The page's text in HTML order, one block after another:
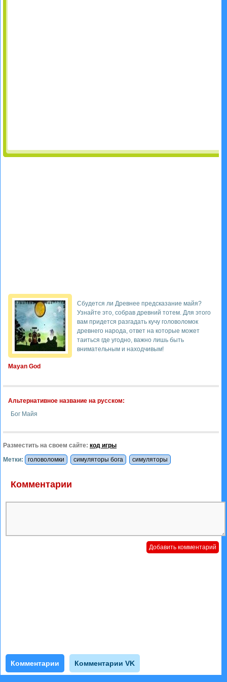
Mayan God
Сбудется ли Древнее предсказание майя?
Узнайте это, собрав древний тотем. Для этого
вам придется разгадать кучу головоломок
древнего народа, ответ на которые может
таиться где угодно, важно лишь быть
внимательным и находчивым!
Альтернативное название на русском:
Бог Майя
Разместить на своем сайте: код игры
Метки:
головоломки симуляторы бога симуляторы
Комментарии
Комментарии Комментарии VK